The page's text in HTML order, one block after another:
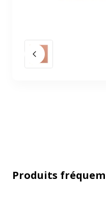
Slide précédent
Produits